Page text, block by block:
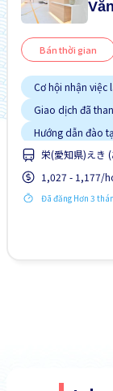
Bán thời gian
Cơ hội nhận việc
Giao dịch đã
Hướng dẫn đào
Ít hơn theo thời
Không cần kinh
Nâng cao
栄(愛知県)えき
1,027 - 1,177/
Đã đăng Hơn 3